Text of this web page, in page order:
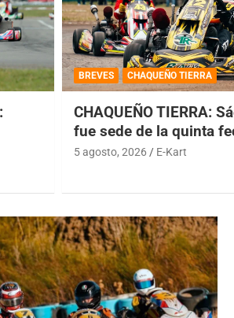
BREVES CHAQUEÑO TIERRA
CHAQUEÑO TIERRA:
fue sede de la quinta
5 agosto, 2026 E-Kart